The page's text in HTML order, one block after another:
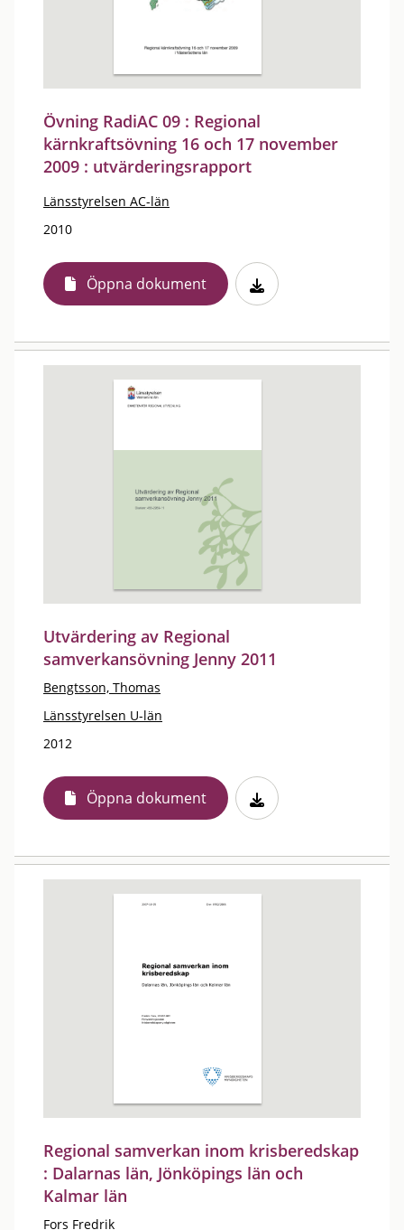
Övning RadiAC 09 : Regional
kärnkraftsövning 16 och 17 november
2009 : utvärderingsrapport
Länsstyrelsen AC-län
2010
Öppna dokument
Utvärdering av Regional
samverkansövning Jenny 2011
Bengtsson, Thomas
Länsstyrelsen U-län
2012
Öppna dokument
Regional samverkan inom krisberedskap
: Dalarnas län, Jönköpings län och
Kalmar län
Fors Fredrik